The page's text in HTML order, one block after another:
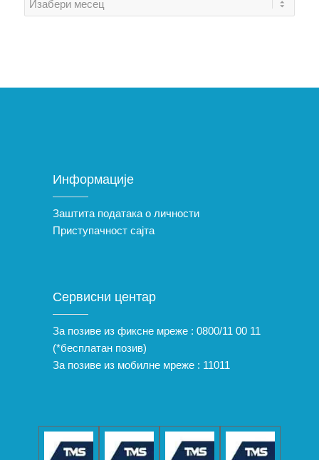
Информације
Заштита података о личности
Приступачност сајта
Сервисни центар
За позиве из фиксне мреже : 0800/11 00 11
(*бесплатан позив)
За позиве из мобилне мреже : 11011